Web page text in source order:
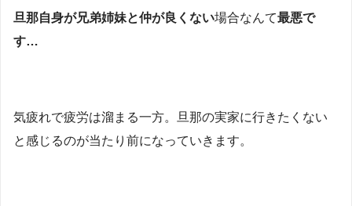
旦那自身が兄弟姉妹と仲が良くない場合なんて最悪で
す…
気疲れで疲労は溜まる一方。旦那の実家に行きたくない
と感じるのが当たり前になっていきます。